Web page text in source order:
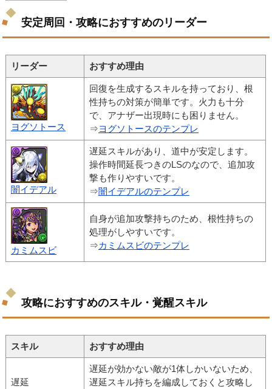
安定周回・攻略におすすめのリーダー
リーダー おすすめ理由
ヨグソトース
回復を生成するスキルを持っており、根
性持ちの対策が簡単です。火力も十分
で、アナザー出現時にも困りません。
⇒ヨグソトースのテンプレ
闇イデアル
遅延スキルがあり、道中が安定します。
操作時間延長つきのLSのなので、追加攻
撃も作りやすいです。
⇒闇イデアルのテンプレ
カミムスビ
自身が追加攻撃持ちのため、根性持ちの
処理がしやすいです。
⇒カミムスビのテンプレ
攻略におすすめのスキル・覚醒スキル
スキル おすすめ理由
遅延
遅延が効かない敵が1体しかいないため、
遅延スキル持ちを編成しておくと攻略し